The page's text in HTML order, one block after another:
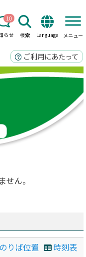
らせ
10
検索 Language メニュー
ご利用にあたって
せん。
のりば位置 時刻表